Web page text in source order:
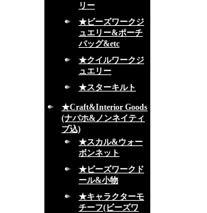
リー
★ビーズワークジ
ュエリー&ポーチ
バッグ&etc
★クイルワークジ
ュエリー
★スターキルト
★Craft&Interior Goods
(ナバホ&ノンネイティ
ブ込)
★スカル&ウォー
ボンネット
★ビーズワークド
ール&小物
★キャラクターモ
チーフ(ビーズワ